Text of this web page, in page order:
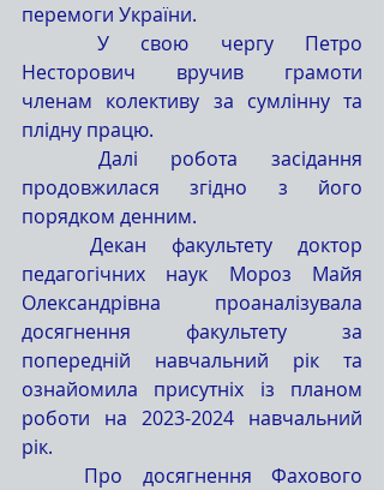
перемоги України.
Несторович вручив грамоти
членам колективу за сумлінну та
плідну працю.
продовжилася згідно з його
порядком денним.
педагогічних наук Мороз Майя
Олександрівна проаналізувала
досягнення факультету за
попередній навчальний рік та
ознайомила присутніх із планом
роботи на 2023-2024 навчальний
рік.